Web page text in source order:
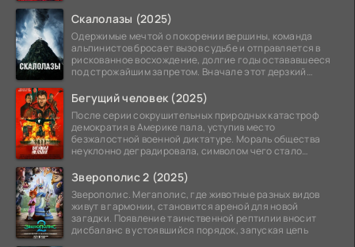
Скалолазы (2025)
Одержимые мечтой о покорении вершины, команда
альпинистов бросает вызов судьбе и отправляется в
рискованное восхождение, долгие годы остававшееся
под строжайшим запретом. Вначале этот дерзкий
Бегущий человек (2025)
После серии сокрушительных природных катастроф
демократия в Америке пала, уступив место
безжалостной военной диктатуре. Мораль общества
неуклонно деградировала, символом чего стало
Зверополис 2 (2025)
Зверополис. Мегаполис, где животные разных видов
живут в гармонии, становится ареной для новой
загадки. Появление таинственной рептилии вносит
дисбаланс в устоявшийся порядок, запуская цепь